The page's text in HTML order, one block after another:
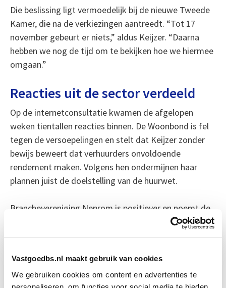
Vastgoedbs.nl maakt gebruik van cookies
We gebruiken cookies om content en advertenties te
Die beslissing ligt vermoedelijk bij de nieuwe Tweede
Kamer, die na de verkiezingen aantreedt. “Tot 17
november gebeurt er niets,” aldus Keijzer. “Daarna
hebben we nog de tijd om te bekijken hoe we hiermee
omgaan.”
Reacties uit de sector verdeeld
Op de internetconsultatie kwamen de afgelopen
weken tientallen reacties binnen. De Woonbond is fel
tegen de versoepelingen en stelt dat Keijzer zonder
bewijs beweert dat verhuurders onvoldoende
rendement maken. Volgens hen ondermijnen haar
plannen juist de doelstelling van de huurwet.
Branchevereniging Neprom is positiever en noemt de
stap van Keijzer “een goed begin”, maar vindt de
maatregelen nog onvoldoende om het aanbod aan
organisatie pleit voor meer structurele maatregelen
die investeringen in de huurmarkt aantrekkelijker